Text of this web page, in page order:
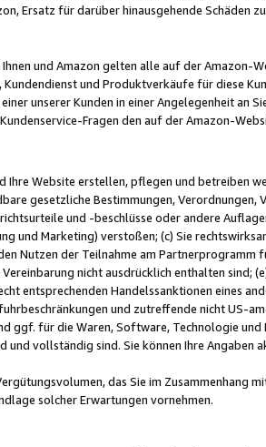
Ersatz für darüber hinausgehende Schäden
und Amazon gelten alle auf der Amazon-
und Produktverkäufe für diese
unserer Kunden in einer Angelegenheit an
Fragen den auf der Amazon-
Ihre Website erstellen, pflegen und betreiben
gesetzliche Bestimmungen, Verordnungen,
und -beschlüsse oder andere
und Marketing) verstoßen; (c) Sie
Nutzen der Teilnahme am Partnerprogramm
nicht ausdrücklich enthalten sind;
entsprechenden Handelssanktionen eines
und zutreffende nicht US-
ggf. für die Waren, Software, Technologie und
vollständig sind. Sie können Ihre Angaben
das Sie im Zusammenhang
solcher Erwartungen vornehmen.